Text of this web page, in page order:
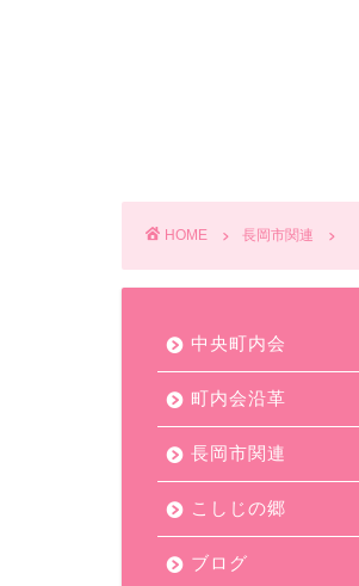
HOME 長岡市関連
中央町内会
町内会沿革
長岡市関連
こしじの郷
ブログ